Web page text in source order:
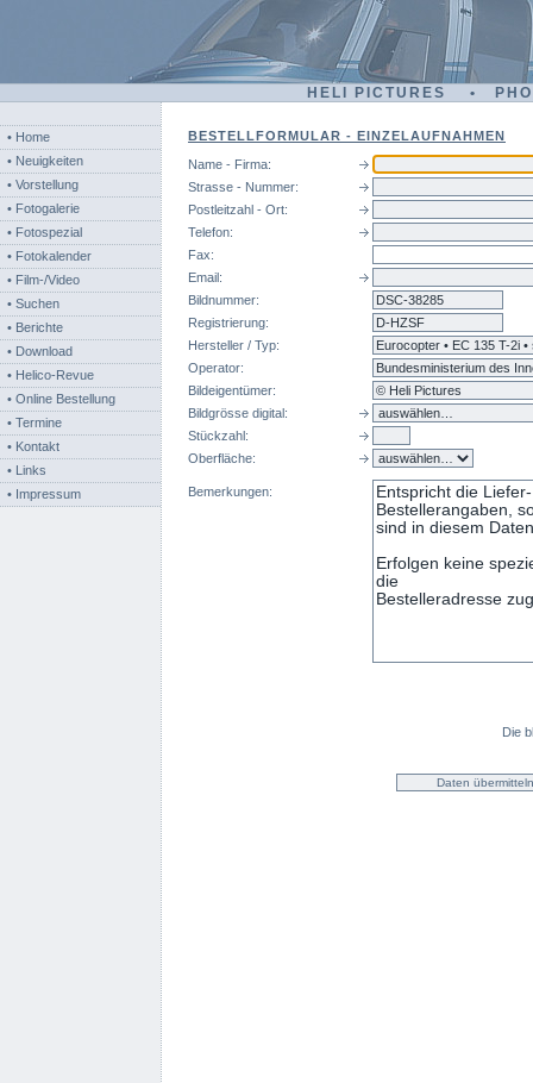
HELI PICTURES •
• Home
• Neuigkeiten
• Vorstellung
• Fotogalerie
• Fotospezial
• Fotokalender
• Film-/Video
• Suchen
• Berichte
• Download
• Helico-Revue
• Online Bestellung
• Termine
• Kontakt
• Links
• Impressum
BESTELLFORMULAR - EINZELAUFNAHMEN
Name - Firma:
Strasse - Nummer:
Postleitzahl - Ort:
Telefon:
Fax:
Email:
Bildnummer:
Registrierung:
Hersteller / Typ:
Operator:
Bildeigentümer:
Bildgrösse digital:
Stückzahl:
Oberfläche:
Bemerkungen:
Die